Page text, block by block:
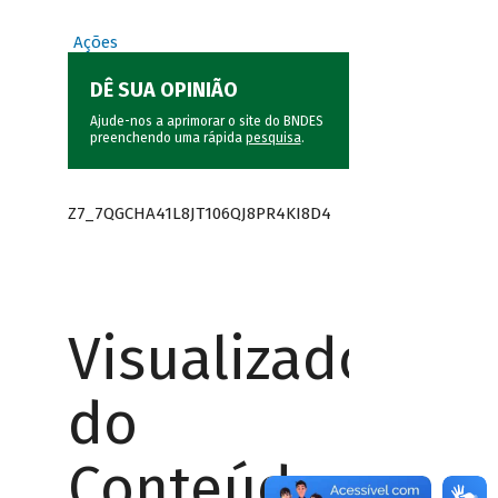
Ações
DÊ SUA OPINIÃO
Ajude-nos a aprimorar o site do BNDES
preenchendo uma rápida pesquisa.
Z7_7QGCHA41L8JT106QJ8PR4KI8D4
Visualizador
do